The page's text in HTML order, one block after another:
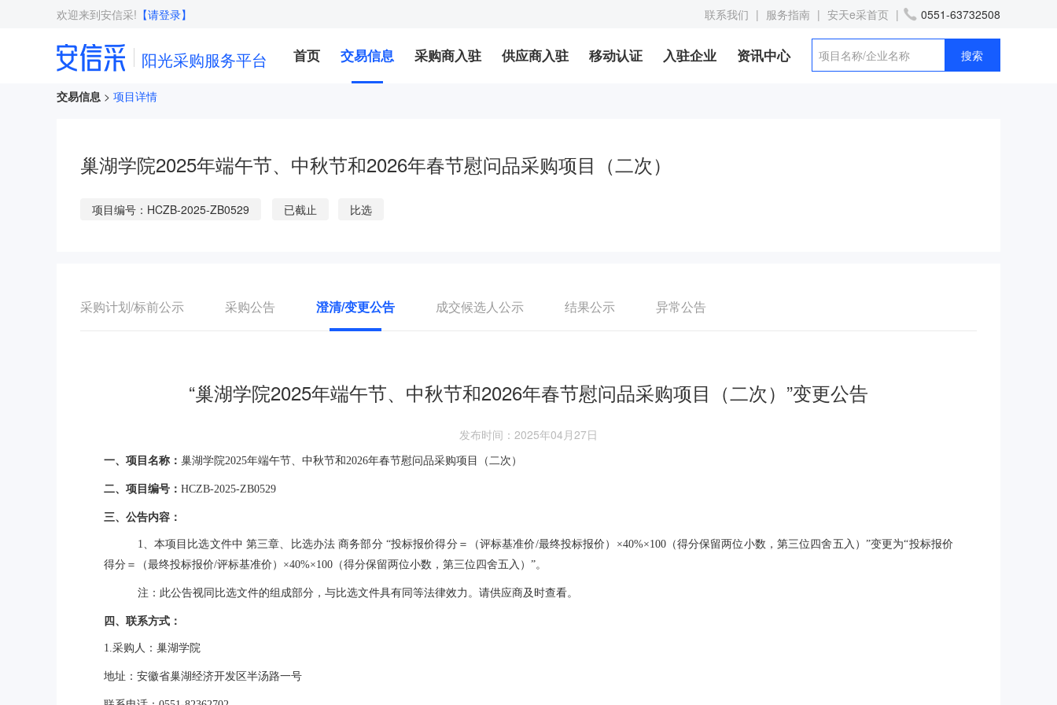
欢迎来到安信采! 【请登录】 联系我们 | 服务指南 | 安天e采首页 | 0551-63732508
阳光采购服务平台 首页 交易信息 采购商入驻 供应商入驻 移动认证 入驻企业 资讯中心
交易信息 > 项目详情
巢湖学院2025年端午节、中秋节和2026年春节慰问品采购项目（二次）
项目编号：HCZB-2025-ZB0529 已截止 比选
采购计划/标前公示 采购公告 澄清/变更公告 成交候选人公示 结果公示 异常公告
“巢湖学院2025年端午节、中秋节和2026年春节慰问品采购项目（二次）”变更公告
发布时间：2025年04月27日
一、项目名称： 巢湖学院2025年端午节、中秋节和2026年春节慰问品采购项目（二次）
二、项目编号： HCZB-2025-ZB0529
三、公告内容：
1、本项目比选文件中 第三章、比选办法 商务部分 “投标报价得分＝（评标基准价/最终投标报价）×40%×100（得分保留两位小数，第三位四舍五入）”变更为“投标报价
得分＝（最终投标报价/评标基准价）×40%×100（得分保留两位小数，第三位四舍五入）”。
注：此公告视同比选文件的组成部分，与比选文件具有同等法律效力。请供应商及时查看。
四、联系方式：
1.采购人：巢湖学院
地址：安徽省巢湖经济开发区半汤路一号